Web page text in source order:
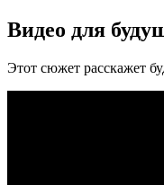
Видео для
Этот сюжет расскажет